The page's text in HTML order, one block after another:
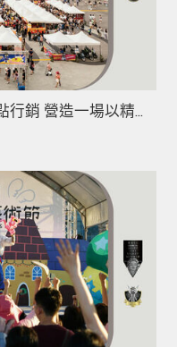
行銷 營造一場以精釀